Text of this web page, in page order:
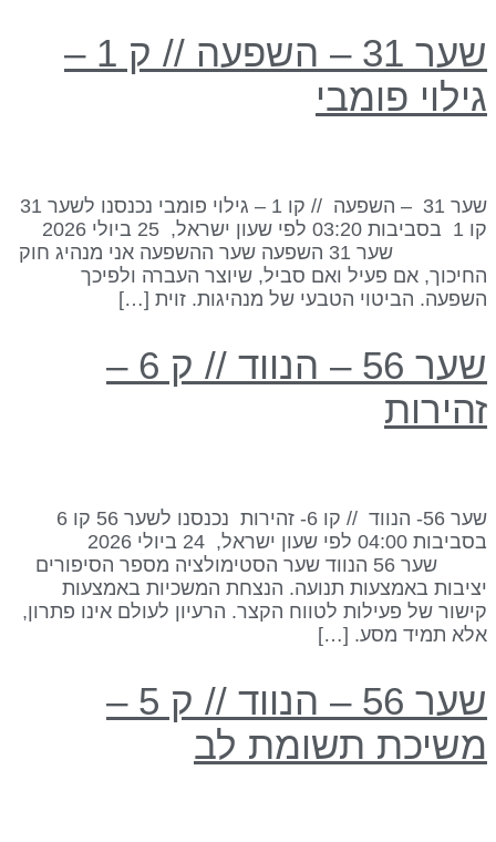
שער 31 – השפעה // ק 1 –
פומבי
שער 31 – השפעה // קו 1 – גילוי פומבי נכנסנו לשער 31
קו 1 בסביבות 03:20 לפי שעון ישראל, 25 ביולי 2026
שער 31 השפעה שער ההשפעה אני מנהיג חוק
אם פעיל ואם סביל, שיוצר העברה ולפיכך
הביטוי הטבעי של מנהיגות. זוית […]
שער 56 – הנווד // ק 6 –
שער 56- הנווד // קו 6- זהירות נכנסנו לשער 56 קו 6
בסביבות 04:00 לפי שעון ישראל, 24 ביולי 2026
שער 56 הנווד שער הסטימולציה מספר הסיפורים
באמצעות תנועה. הנצחת המשכיות באמצעות
של פעילות לטווח הקצר. הרעיון לעולם אינו פתרון,
תמיד מסע. […]
שער 56 – הנווד // ק 5 –
תשומת לב